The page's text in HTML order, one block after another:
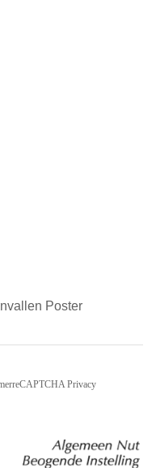
Poster
reCAPTCHA Privacy